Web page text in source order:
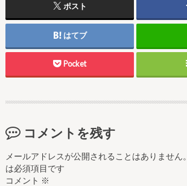
ポスト
はてブ
Pocket
コメントを残す
メールアドレスが公開されることはありません。
は必須項目です
コメント ※